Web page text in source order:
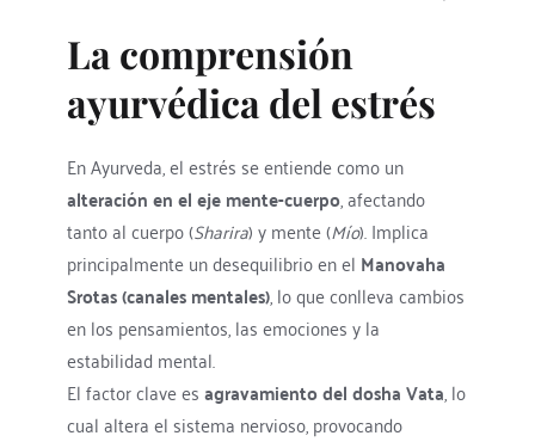
La comprensión
ayurvédica del estrés
En Ayurveda, el estrés se entiende como un
alteración en el eje mente-cuerpo, afectando
tanto al cuerpo (Sharira) y mente (Mío). Implica
principalmente un desequilibrio en el Manovaha
Srotas (canales mentales), lo que conlleva cambios
en los pensamientos, las emociones y la
estabilidad mental.
El factor clave es agravamiento del dosha Vata, lo
cual altera el sistema nervioso, provocando